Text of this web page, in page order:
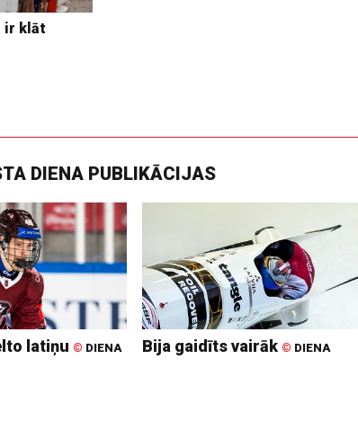
ir klāt
DIENA PUBLIKĀCIJAS
latiņu © DIENA Bija gaidīts vairāk © DIENA